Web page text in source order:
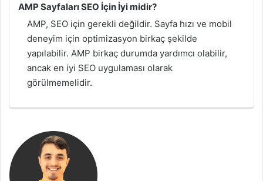
AMP Sayfaları SEO İçin İyi midir?
AMP, SEO için gerekli değildir. Sayfa hızı ve mobil
deneyim için optimizasyon birkaç şekilde
yapılabilir. AMP birkaç durumda yardımcı olabilir,
ancak en iyi SEO uygulaması olarak
görülmemelidir.